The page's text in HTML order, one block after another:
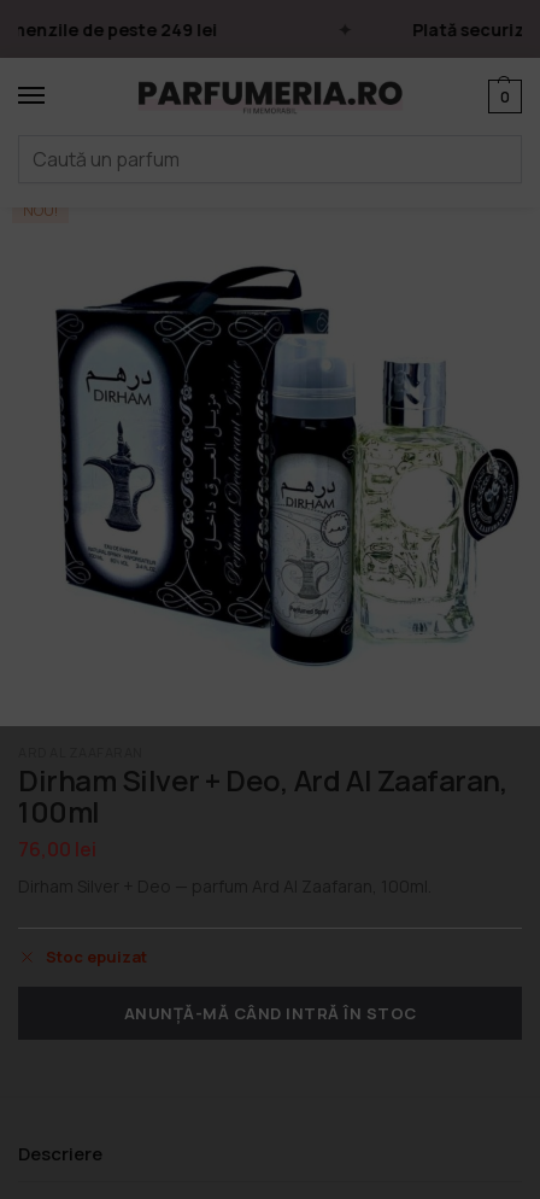
de peste 249 lei Plată
0
Prima pagină / Parfumuri
NOU!
Dirham Silver + Deo, Ard Al Zaafaran,
100ml
76,00 lei
Stoc epuizat
ANUNȚĂ-MĂ CÂND INTRĂ ÎN STOC
Descriere